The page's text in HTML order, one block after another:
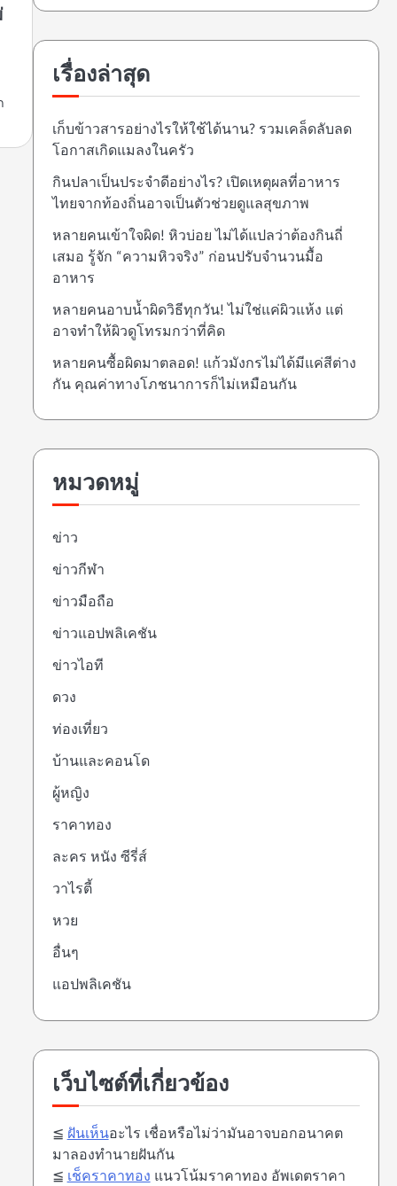
เรื่องล่าสุด
เก็บข้าวสารอย่างไรให้ใช้ได้นาน? รวมเคล็ดลับลด
โอกาสเกิดแมลงในครัว
กินปลาเป็นประจำดีอย่างไร? เปิดเหตุผลที่อาหาร
ไทยจากท้องถิ่นอาจเป็นตัวช่วยดูแลสุขภาพ
หลายคนเข้าใจผิด! หิวบ่อย ไม่ได้แปลว่าต้องกินถี่
เสมอ รู้จัก “ความหิวจริง” ก่อนปรับจำนวนมื้อ
อาหาร
หลายคนอาบน้ำผิดวิธีทุกวัน! ไม่ใช่แค่ผิวแห้ง แต่
อาจทำให้ผิวดูโทรมกว่าที่คิด
หลายคนซื้อผิดมาตลอด! แก้วมังกรไม่ได้มีแค่สีต่าง
กัน คุณค่าทางโภชนาการก็ไม่เหมือนกัน
หมวดหมู่
ข่าว
ข่าวกีฬา
ข่าวมือถือ
ข่าวแอปพลิเคชัน
ข่าวไอที
ดวง
ท่องเที่ยว
บ้านและคอนโด
ผู้หญิง
ราคาทอง
ละคร หนัง ซีรี่ส์
วาไรตี้
หวย
อื่นๆ
แอปพลิเคชัน
เว็บไซต์ที่เกี่ยวข้อง
≦ ฝันเห็นอะไร เชื่อหรือไม่ว่ามันอาจบอกอนาคต
มาลองทำนายฝันกัน
≦ เช็คราคาทอง แนวโน้มราคาทอง อัพเดตราคา